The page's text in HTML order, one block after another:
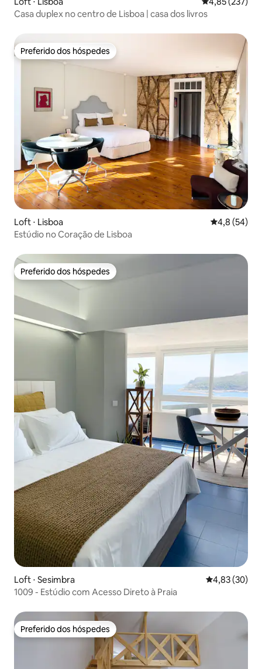
Casa duplex no centro de Lisboa | casa dos livros
Preferido dos hóspedes
Preferido dos hóspedes
Loft ⋅ Lisboa 4,8 de uma
4,8 (54)
Estúdio no Coração de Lisboa
Preferido dos hóspedes
Preferido dos hóspedes
Loft ⋅ Sesimbra 4,83 de uma
4,83 (30)
1009 - Estúdio com Acesso Direto à Praia
Preferido dos hóspedes
Preferido dos hóspedes